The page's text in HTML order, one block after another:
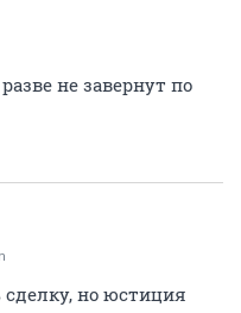
не завернут по
но юстиция